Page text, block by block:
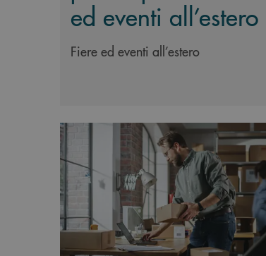
ed eventi all’estero
Fiere ed eventi all’estero
Scopri di più Agevolazioni per lo